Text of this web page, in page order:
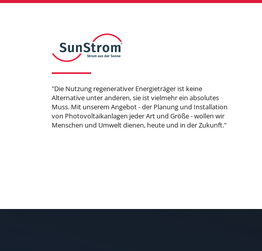
"Die Nutzung regenerativer Energieträger ist keine
Alternative unter anderen, sie ist vielmehr ein absolutes
Muss. Mit unserem Angebot - der Planung und Installation
von Photovoltaikanlagen jeder Art und Größe - wollen wir
Menschen und Umwelt dienen, heute und in der Zukunft."